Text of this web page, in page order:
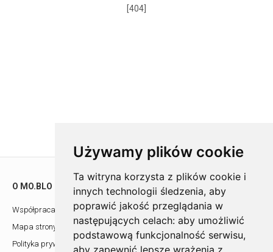
Używamy plików cookie
Ta witryna korzysta z plików cookie i
innych technologii śledzenia, aby
poprawić jakość przeglądania w
następujących celach: aby umożliwić
podstawową funkcjonalność serwisu,
aby zapewnić lepsze wrażenia z
[404]
O MO.BLO
Współpraca z architektami
Mapa strony
Polityka prywatności
POMOC
Showroom
Kontakt